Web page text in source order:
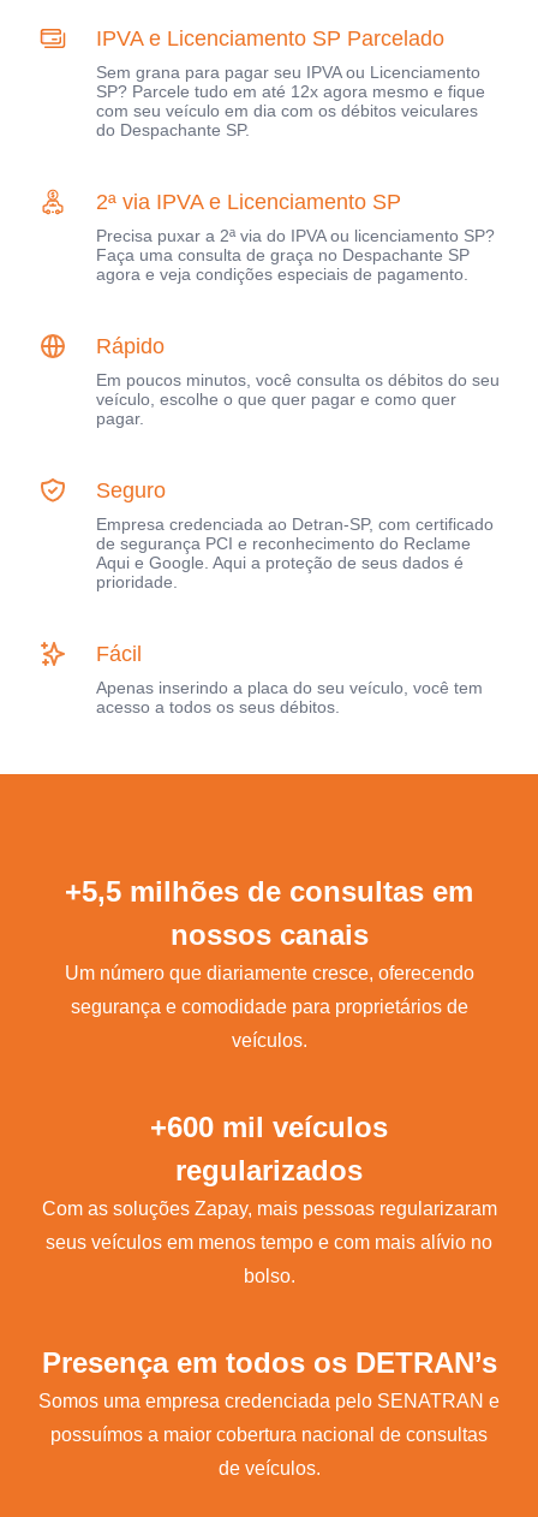
IPVA e Licenciamento SP Parcelado
Sem grana para pagar seu IPVA ou Licenciamento
SP? Parcele tudo em até 12x agora mesmo e fique
com seu veículo em dia com os débitos veiculares
do Despachante SP.
2ª via IPVA e Licenciamento SP
Precisa puxar a 2ª via do IPVA ou licenciamento SP?
Faça uma consulta de graça no Despachante SP
agora e veja condições especiais de pagamento.
Rápido
Em poucos minutos, você consulta os débitos do seu
veículo, escolhe o que quer pagar e como quer
pagar.
Seguro
Empresa credenciada ao Detran-SP, com certificado
de segurança PCI e reconhecimento do Reclame
Aqui e Google. Aqui a proteção de seus dados é
prioridade.
Fácil
Apenas inserindo a placa do seu veículo, você tem
acesso a todos os seus débitos.
+5,5 milhões de consultas em
nossos canais
Um número que diariamente cresce, oferecendo
segurança e comodidade para proprietários de
veículos.
+600 mil veículos
regularizados
Com as soluções Zapay, mais pessoas regularizaram
seus veículos em menos tempo e com mais alívio no
bolso.
Presença em todos os DETRAN’s
Somos uma empresa credenciada pelo SENATRAN e
possuímos a maior cobertura nacional de consultas
de veículos.